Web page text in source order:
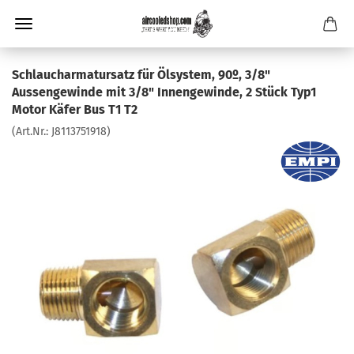
Schlaucharmatursatz für Ölsystem, 90º, 3/8"
Aussengewinde mit 3/8" Innengewinde, 2 Stück Typ1
Motor Käfer Bus T1 T2
(Art.Nr.: J8113751918)